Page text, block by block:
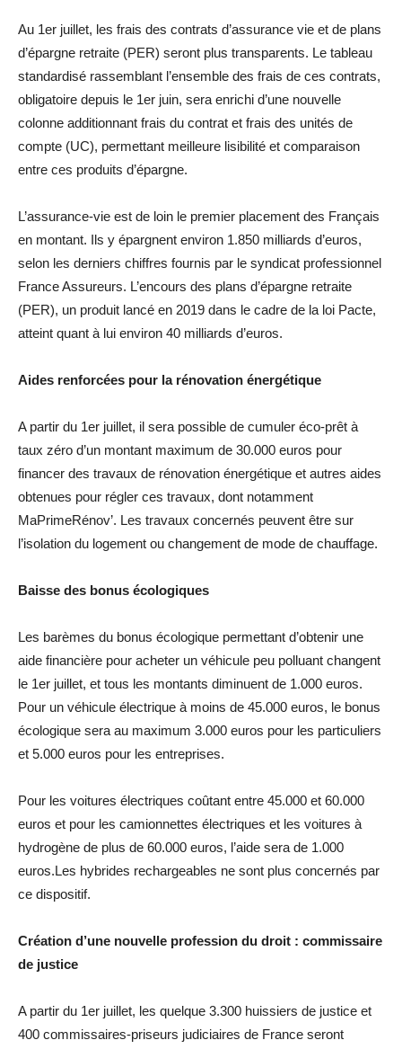
Au 1er juillet, les frais des contrats d’assurance vie et de plans
d’épargne retraite (PER) seront plus transparents. Le tableau
standardisé rassemblant l’ensemble des frais de ces contrats,
obligatoire depuis le 1er juin, sera enrichi d’une nouvelle
colonne additionnant frais du contrat et frais des unités de
compte (UC), permettant meilleure lisibilité et comparaison
entre ces produits d’épargne.
L’assurance-vie est de loin le premier placement des Français
en montant. Ils y épargnent environ 1.850 milliards d’euros,
selon les derniers chiffres fournis par le syndicat professionnel
France Assureurs. L’encours des plans d’épargne retraite
(PER), un produit lancé en 2019 dans le cadre de la loi Pacte,
atteint quant à lui environ 40 milliards d’euros.
Aides renforcées pour la rénovation énergétique
A partir du 1er juillet, il sera possible de cumuler éco-prêt à
taux zéro d’un montant maximum de 30.000 euros pour
financer des travaux de rénovation énergétique et autres aides
obtenues pour régler ces travaux, dont notamment
MaPrimeRénov’. Les travaux concernés peuvent être sur
l’isolation du logement ou changement de mode de chauffage.
Baisse des bonus écologiques
Les barèmes du bonus écologique permettant d’obtenir une
aide financière pour acheter un véhicule peu polluant changent
le 1er juillet, et tous les montants diminuent de 1.000 euros.
Pour un véhicule électrique à moins de 45.000 euros, le bonus
écologique sera au maximum 3.000 euros pour les particuliers
et 5.000 euros pour les entreprises.
Pour les voitures électriques coûtant entre 45.000 et 60.000
euros et pour les camionnettes électriques et les voitures à
hydrogène de plus de 60.000 euros, l’aide sera de 1.000
euros.Les hybrides rechargeables ne sont plus concernés par
ce dispositif.
Création d’une nouvelle profession du droit : commissaire
de justice
A partir du 1er juillet, les quelque 3.300 huissiers de justice et
400 commissaires-priseurs judiciaires de France seront